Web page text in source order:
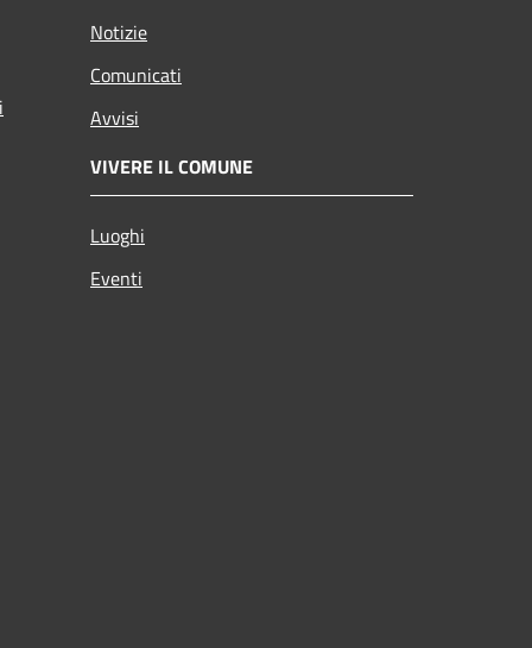
Notizie
Comunicati
Avvisi
VIVERE IL COMUNE
Luoghi
Eventi